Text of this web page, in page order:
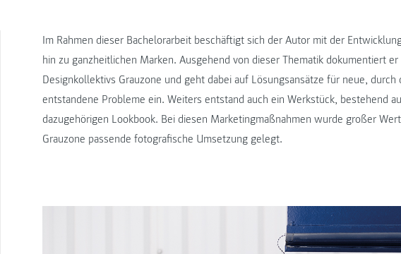
Im Rahmen dieser Bachelorarbeit beschäftigt sich der Autor mit der
hin zu ganzheitlichen Marken. Ausgehend von dieser Thematik dokumentiert
Designkollektivs Grauzone und geht dabei auf Lösungsansätze für neue,
entstandene Probleme ein. Weiters entstand auch ein Werkstück, bestehend
dazugehörigen Lookbook. Bei diesen Marketingmaßnahmen wurde großer
Grauzone passende fotografische Umsetzung gelegt.